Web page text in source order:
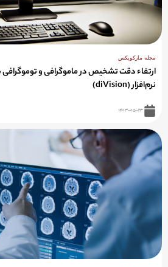
مجله مارکوپکس
ارتقاء دقت تشخیص در ماموگرافی و
نرم‌افزار (diVision)